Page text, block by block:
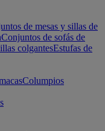
de mesas y sillas de
Conjuntos de sofás de
colgantesEstufas de
Columpios